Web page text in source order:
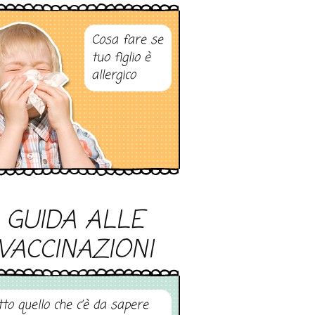
Cosa fare se
tuo figlio è
allergico
GUIDA ALLE
quello che c’è da sapere